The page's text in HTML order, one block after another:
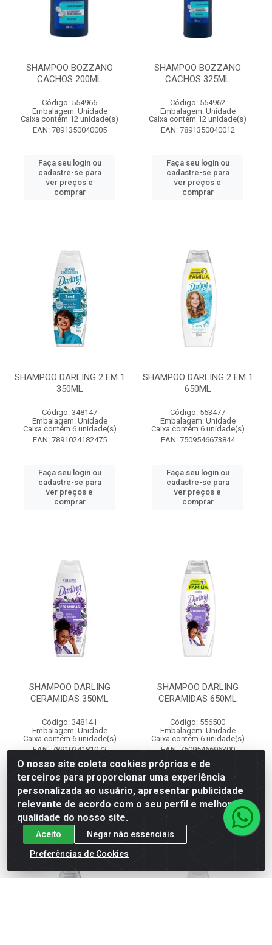
SHAMPOO BOZZANO
CACHOS 200ML
Código: 554966
Embalagem: Unidade
Caixa contém 12 unidade(s)
EAN: 7891350040005
Faça seu login ou
cadastre-se para
ver preços e
comprar
SHAMPOO BOZZANO
CACHOS 325ML
Código: 554962
Embalagem: Unidade
Caixa contém 12 unidade(s)
EAN: 7891350040012
Faça seu login ou
cadastre-se para
ver preços e
comprar
SHAMPOO DARLING 2 EM 1
350ML
Código: 348147
Embalagem: Unidade
Caixa contém 6 unidade(s)
EAN: 7891024182475
Faça seu login ou
cadastre-se para
ver preços e
comprar
SHAMPOO DARLING 2 EM 1
650ML
Código: 553477
Embalagem: Unidade
Caixa contém 6 unidade(s)
EAN: 7509546673844
Faça seu login ou
cadastre-se para
ver preços e
comprar
SHAMPOO DARLING
CERAMIDAS 350ML
Código: 348141
Embalagem: Unidade
Caixa contém 6 unidade(s)
EAN: 7891024181072
Faça seu login ou
cadastre-se para
ver preços e
comprar
SHAMPOO DARLING
CERAMIDAS 650ML
Código: 556500
Embalagem: Unidade
Caixa contém 6 unidade(s)
EAN: 7509546696300
Faça seu login ou
cadastre-se para
ver preços e
O nosso site coleta cookies próprios e de
terceiros para proporcionar uma experiência
personalizada ao usuário, apresentar publicidade
relevante de acordo com o seu perfil e melhorar a
qualidade do nosso site.
Aceito
Negar não essenciais
Preferências de Cookies